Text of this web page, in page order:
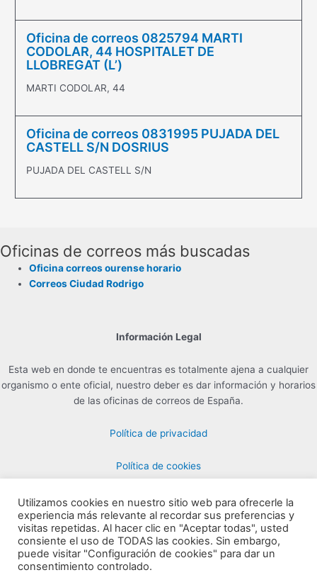
Oficina de correos 0825794 MARTI
CODOLAR, 44 HOSPITALET DE
LLOBREGAT (L’)
MARTI CODOLAR, 44
Oficina de correos 0831995 PUJADA DEL
CASTELL S/N DOSRIUS
PUJADA DEL CASTELL S/N
Oficinas de correos más buscadas
Oficina correos ourense horario
Correos Ciudad Rodrigo
Información Legal
Esta web en donde te encuentras es totalmente ajena a cualquier
organismo o ente oficial, nuestro deber es dar información y horarios
de las oficinas de correos de España.
Política de privacidad
Política de cookies
Contacto para Publicidad en info@horarioscorreos.com
Copyright © 2026 Horarios de las Oficinas de Correos | Creada por
horarioscorreos.com
Utilizamos cookies en nuestro sitio web para ofrecerle la
experiencia más relevante al recordar sus preferencias y
visitas repetidas. Al hacer clic en "Aceptar todas", usted
consiente el uso de TODAS las cookies. Sin embargo,
puede visitar "Configuración de cookies" para dar un
consentimiento controlado.